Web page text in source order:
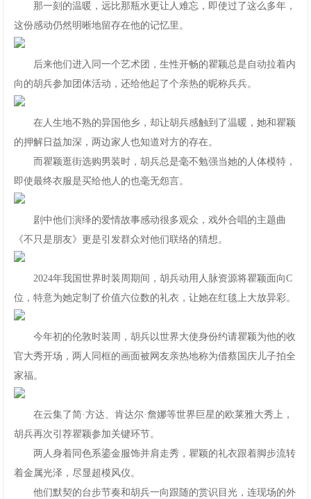
那一刻的温暖，远比那瓶水更让人难忘，即使过了这么多年，
这份感动仍然明晰地留存在他的记忆里。
后来他们进入同一个艺术团，生性开畅的瞿颖总是自动拉着内
向的胡兵参加团体活动，还给他起了个亲热的昵称兵兵。
在人生地不熟的异国他乡，却让胡兵感触到了温暖，她和瞿颖
的押解日益加深，两边家人也知道对方的存在。
而瞿颖逛街选购男装时，胡兵总是毫不勉强当她的人体模特，
即使最终衣服是买给他人的也毫无怨言。
剧中他们演绎的爱情故事感动很多观众，戏外合唱的主题曲
《不只是朋友》更是引发群众对他们联络的猜想。
2024年我国世界时装周期间，胡兵动用人脉资源将瞿颖面向C
位，特意为她定制了价值六位数的礼衣，让她在红毯上大放异彩。
今年初的伦敦时装周，胡兵以世界大使身份约请瞿颖为他的收
官大秀开场，两人同框的画面被网友亲热地称为借蔡国庆儿子拍全
家福。
在云集了简·方达、肯达尔·詹娜等世界巨星的欧莱雅大秀上，
胡兵再次引荐瞿颖参加关键环节。
两人身着同色系鎏金服饰并肩走秀，瞿颖的礼衣跟着脚步流转
着金属光泽，尽显超模风仪。
他们默契的台步节奏和胡兵一向跟随的赏识目光，连现场的外